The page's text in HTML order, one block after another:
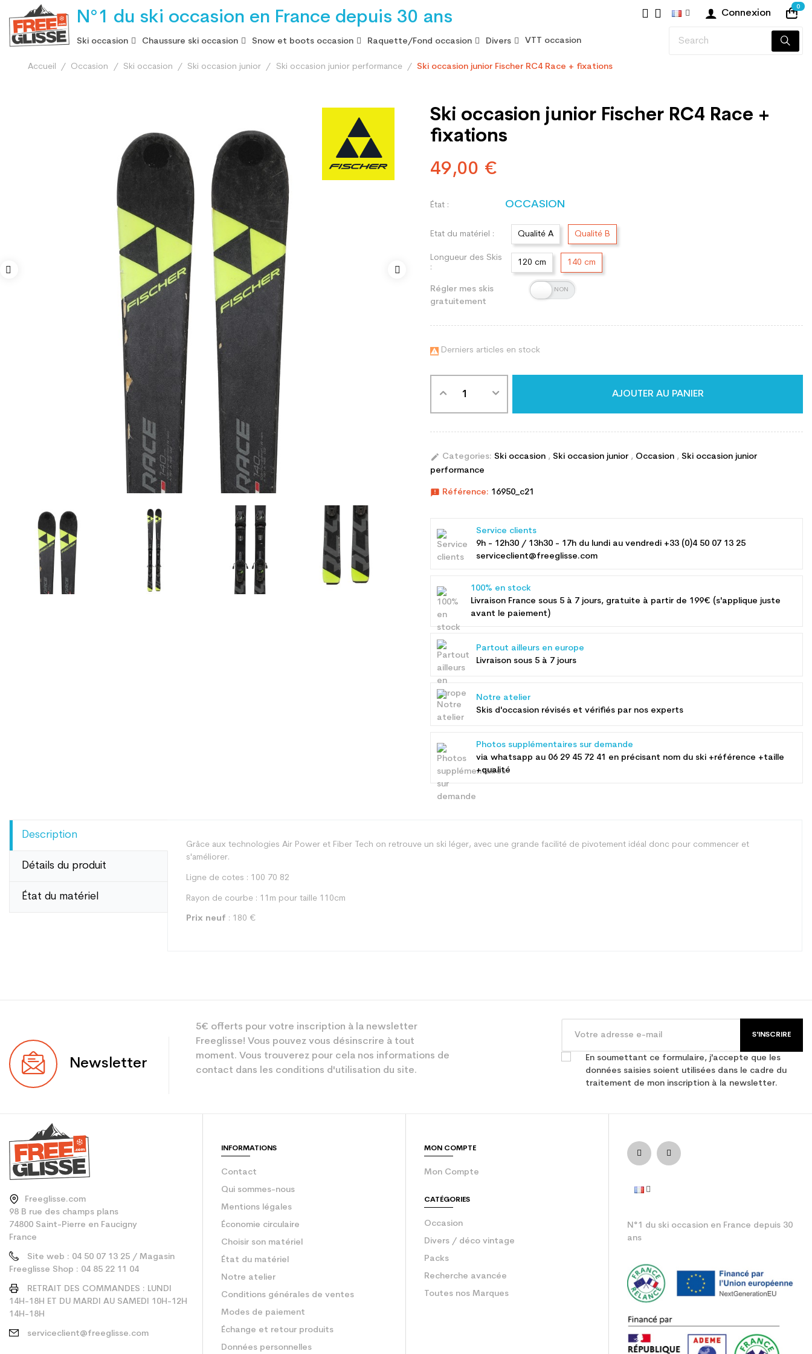
N°1 du ski occasion en France depuis 30 ans Connexion
0
Ski occasion Chaussure ski occasion Snow et boots occasion Raquette/Fond occasion Divers VTT occasion
Accueil Occasion Ski occasion Ski occasion junior Ski occasion junior performance Ski occasion junior Fischer RC4 Race + fixations
Ski occasion junior Fischer RC4 Race +
fixations
49,00 €
État : OCCASION
Etat du matériel : Qualité A Qualité B
Longueur des Skis
:
120 cm 140 cm
Régler mes skis
gratuitement
 Derniers articles en stock
AJOUTER AU PANIER
edit Categories: Ski occasion , Ski occasion junior , Occasion , Ski occasion junior
performance
announcement Référence: 16950_c21
Service clients
9h - 12h30 / 13h30 - 17h du lundi au vendredi +33 (0)4 50 07 13 25
serviceclient@freeglisse.com
100% en stock
Livraison France sous 5 à 7 jours, gratuite à partir de 199€ (s'applique juste
avant le paiement)
Partout ailleurs en europe
Livraison sous 5 à 7 jours
Notre atelier
Skis d'occasion révisés et vérifiés par nos experts
Photos supplémentaires sur demande
via whatsapp au 06 29 45 72 41 en précisant nom du ski +référence +taille
+qualité
Description
Détails du produit
État du matériel
Grâce aux technologies Air Power et Fiber Tech on retrouve un ski léger, avec une grande facilité de pivotement idéal donc pour commencer et
s'améliorer.
Ligne de cotes : 100 70 82
Rayon de courbe : 11m pour taille 110cm
Prix neuf : 180 €
Utilisateur
Niveau
Newsletter
5€ offerts pour votre inscription à la newsletter
Freeglisse! Vous pouvez vous désinscrire à tout
moment. Vous trouverez pour cela nos informations de
contact dans les conditions d'utilisation du site.
S'INSCRIRE
En soumettant ce formulaire, j'accepte que les
données saisies soient utilisées dans le cadre du
traitement de mon inscription à la newsletter.
Freeglisse.com
98 B rue des champs plans
74800 Saint-Pierre en Faucigny
France
Site web : 04 50 07 13 25 / Magasin
Freeglisse Shop : 04 85 22 11 04
RETRAIT DES COMMANDES : LUNDI
14H-18H ET DU MARDI AU SAMEDI 10H-12H
14H-18H
serviceclient@freeglisse.com
INFORMATIONS
Contact
Qui sommes-nous
Mentions légales
Économie circulaire
Choisir son matériel
État du matériel
Notre atelier
Conditions générales de ventes
Modes de paiement
Échange et retour produits
Données personnelles
MON COMPTE
Mon Compte
CATÉGORIES
Occasion
Divers / déco vintage
Packs
Recherche avancée
Toutes nos Marques
N°1 du ski occasion en France depuis 30
ans